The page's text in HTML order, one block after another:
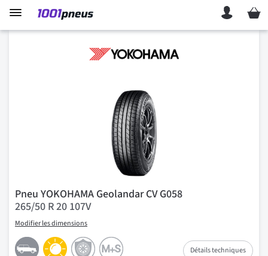
Mon
Pneu YOKOHAMA Geolandar CV G058
265/50 R 20 107V
Modifier les dimensions
Détails techniques